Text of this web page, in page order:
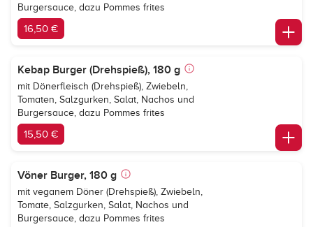
Burgersauce, dazu Pommes frites
16,50 €
Kebap Burger (Drehspieß), 180 g
mit Dönerfleisch (Drehspieß), Zwiebeln,
Tomaten, Salzgurken, Salat, Nachos und
Burgersauce, dazu Pommes frites
15,50 €
Vöner Burger, 180 g
mit veganem Döner (Drehspieß), Zwiebeln,
Tomate, Salzgurken, Salat, Nachos und
Burgersauce, dazu Pommes frites